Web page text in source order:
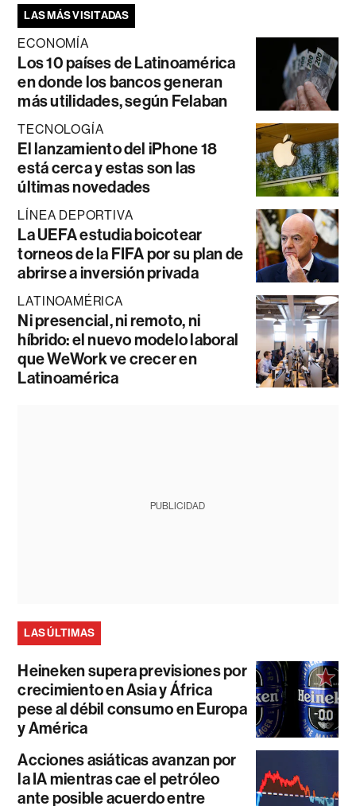
LAS MÁS VISITADAS
ECONOMÍA
Los 10 países de Latinoamérica
en donde los bancos generan
más utilidades, según Felaban
TECNOLOGÍA
El lanzamiento del iPhone 18
está cerca y estas son las
últimas novedades
LÍNEA DEPORTIVA
La UEFA estudia boicotear
torneos de la FIFA por su plan de
abrirse a inversión privada
LATINOAMÉRICA
Ni presencial, ni remoto, ni
híbrido: el nuevo modelo laboral
que WeWork ve crecer en
Latinoamérica
PUBLICIDAD
LAS ÚLTIMAS
Heineken supera previsiones por
crecimiento en Asia y África
pese al débil consumo en Europa
y América
Acciones asiáticas avanzan por
la IA mientras cae el petróleo
ante posible acuerdo entre